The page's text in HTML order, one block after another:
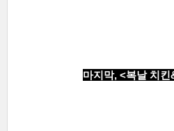
마지막, <복날 치킨